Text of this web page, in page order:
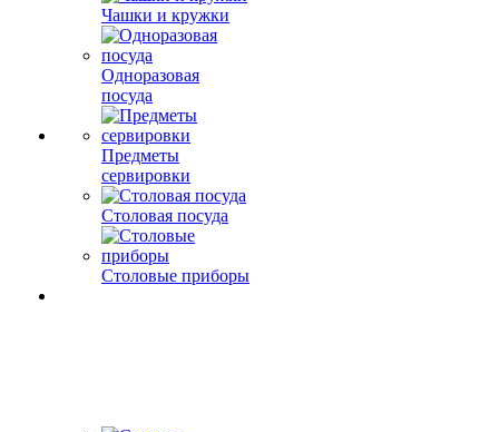
Чашки и кружки
Одноразовая
посуда
Предметы
сервировки
Столовая посуда
Столовые приборы